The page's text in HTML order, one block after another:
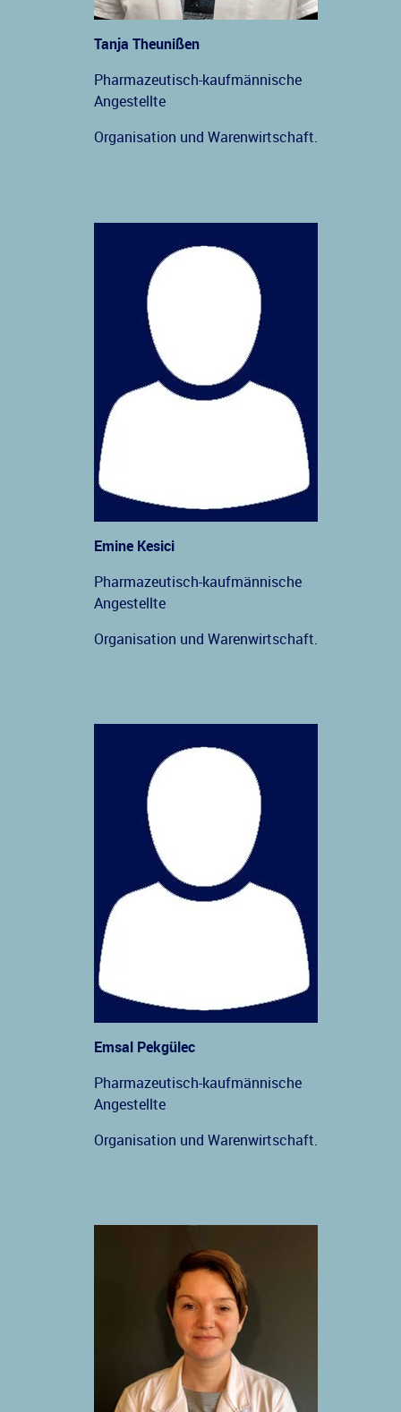
Tanja Theunißen
Pharmazeutisch-kaufmännische
Angestellte
Organisation und Warenwirtschaft.
Emine Kesici
Pharmazeutisch-kaufmännische
Angestellte
Organisation und Warenwirtschaft.
Emsal Pekgülec
Pharmazeutisch-kaufmännische
Angestellte
Organisation und Warenwirtschaft.